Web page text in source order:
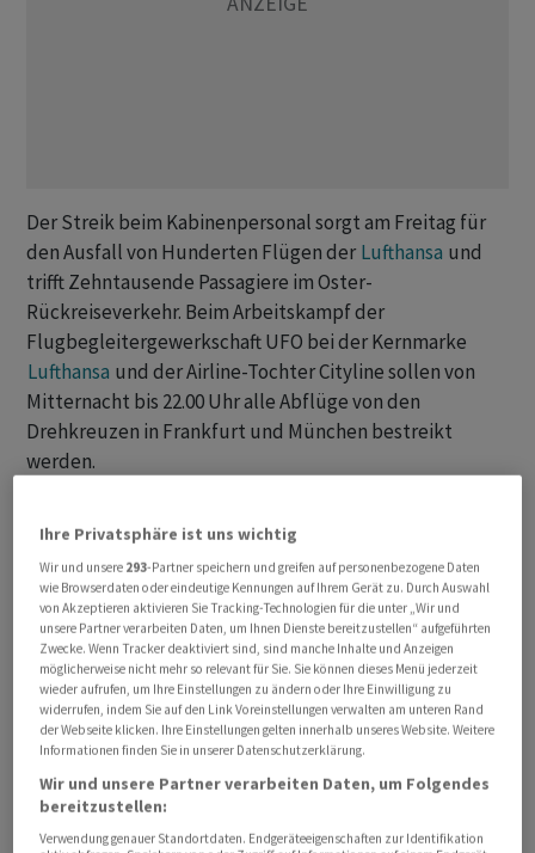
Der Streik beim Kabinenpersonal sorgt ‌am Freitag ⁠für
den Ausfall von Hunderten Flügen der Lufthansa und
trifft Zehntausende Passagiere im Oster-
Rückreiseverkehr. Beim Arbeitskampf der
Flugbegleitergewerkschaft UFO bei der ⁠Kernmarke
Lufthansa und der Airline-Tochter Cityline sollen von
Mitternacht bis 22.00 Uhr alle Abflüge von den
Drehkreuzen in Frankfurt und München bestreikt
werden.
Dasselbe gilt ‌für alle Abflüge der Cityline von Hamburg,
Bremen, Stuttgart, Köln, Düsseldorf, Berlin und
Hannover. Der ‌Chef von Lufthansa-Airline, Jens Ritter,
nannte den Streik in diesen ​für die Luftfahrt schwierigen
Zeiten «vollkommen unverhältnismässig». UFO-
Verhandlungsführer Harry Jaeger forderte die
Lufthansa auf, sich zu bewegen. Sonst seien womöglich
weitere Streiks nötig. «Es ist zu befürchten, dass wir
heute nicht zum letzten Mal hier stehen», sagte Jaeger
am Frankfurter Flughafen.
Ihre Privatsphäre ist uns wichtig
Wir und unsere 293-Partner speichern und greifen auf personenbezogene Daten
wie Browserdaten oder eindeutige Kennungen auf Ihrem Gerät zu. Durch Auswahl
von Akzeptieren aktivieren Sie Tracking-Technologien für die unter „Wir und
unsere Partner verarbeiten Daten, um Ihnen Dienste bereitzustellen“ aufgeführten
Zwecke. Wenn Tracker deaktiviert sind, sind manche Inhalte und Anzeigen
möglicherweise nicht mehr so relevant für Sie. Sie können dieses Menü jederzeit
wieder aufrufen, um Ihre Einstellungen zu ändern oder Ihre Einwilligung zu
widerrufen, indem Sie auf den Link Voreinstellungen verwalten am unteren Rand
der Webseite klicken. Ihre Einstellungen gelten innerhalb unseres Website. Weitere
Informationen finden Sie in unserer Datenschutzerklärung.
Wir und unsere Partner verarbeiten Daten, um Folgendes
bereitzustellen:
Verwendung genauer Standortdaten. Endgeräteeigenschaften zur Identifikation